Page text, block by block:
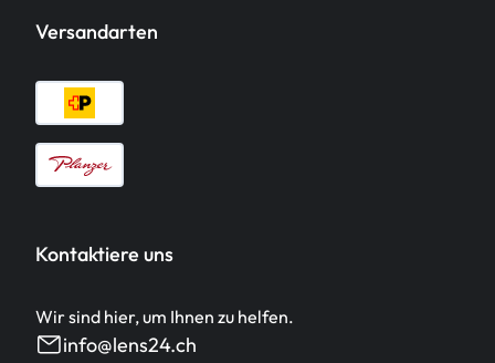
Versandarten
Kontaktiere uns
Wir sind hier, um Ihnen zu helfen.
info@lens24.ch